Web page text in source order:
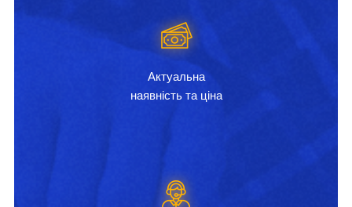
Актуальна
наявність та ціна